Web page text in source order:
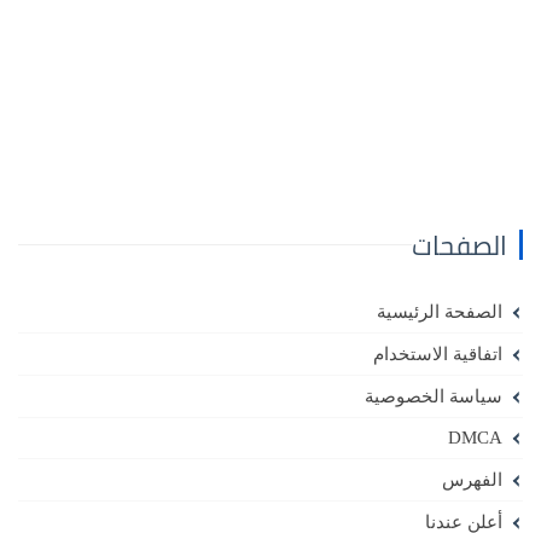
الصفحات
الصفحة الرئيسية
اتفاقية الاستخدام
سياسة الخصوصية
DMCA
الفهرس
أعلن عندنا